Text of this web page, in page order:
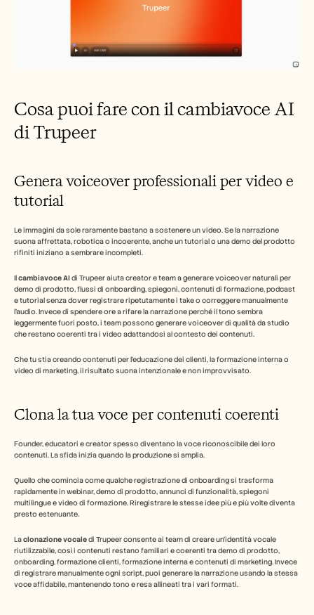
Cosa puoi fare con il cambiavoce AI
di Trupeer
Genera voiceover professionali per video e
tutorial
Le immagini da sole raramente bastano a sostenere un video. Se la narrazione
suona affrettata, robotica o incoerente, anche un tutorial o una demo del prodotto
rifiniti iniziano a sembrare incompleti.
Il cambiavoce AI di Trupeer aiuta creator e team a generare voiceover naturali per
demo di prodotto, flussi di onboarding, spiegoni, contenuti di formazione, podcast
e tutorial senza dover registrare ripetutamente i take o correggere manualmente
l'audio. Invece di spendere ore a rifare la narrazione perché il tono sembra
leggermente fuori posto, i team possono generare voiceover di qualità da studio
che restano coerenti tra i video adattandosi al contesto dei contenuti.
Che tu stia creando contenuti per l'educazione dei clienti, la formazione interna o
video di marketing, il risultato suona intenzionale e non improvvisato.
Clona la tua voce per contenuti coerenti
Founder, educatori e creator spesso diventano la voce riconoscibile dei loro
contenuti. La sfida inizia quando la produzione si amplia.
Quello che comincia come qualche registrazione di onboarding si trasforma
rapidamente in webinar, demo di prodotto, annunci di funzionalità, spiegoni
multilingue e video di formazione. Riregistrare le stesse idee più e più volte diventa
presto estenuante.
La clonazione vocale di Trupeer consente ai team di creare un'identità vocale
riutilizzabile, così i contenuti restano familiari e coerenti tra demo di prodotto,
onboarding, formazione clienti, formazione interna e contenuti di marketing. Invece
di registrare manualmente ogni script, puoi generare la narrazione usando la stessa
voce affidabile, mantenendo tono e resa allineati tra i vari formati.